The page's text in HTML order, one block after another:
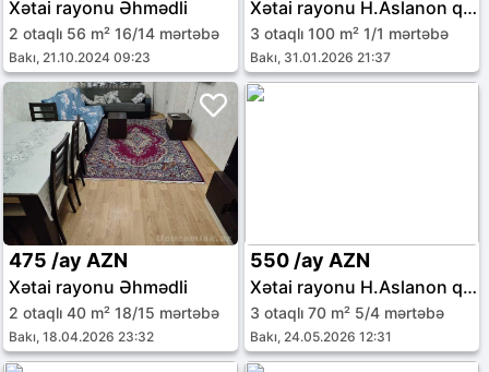
Xətai rayonu Əhmədli
2 otaqlı 56 m² 16/14 mərtəbə
Bakı, 21.10.2024 09:23
Xətai rayonu H.Aslanon qəs.
3 otaqlı 100 m² 1/1 mərtəbə
Bakı, 31.01.2026 21:37
475 /ay AZN
Xətai rayonu Əhmədli
2 otaqlı 40 m² 18/15 mərtəbə
Bakı, 18.04.2026 23:32
550 /ay AZN
Xətai rayonu H.Aslanon qəs.
3 otaqlı 70 m² 5/4 mərtəbə
Bakı, 24.05.2026 12:31